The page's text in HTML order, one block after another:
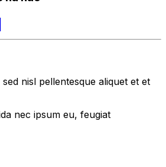
nisl pellentesque aliquet et et
nec ipsum eu, feugiat